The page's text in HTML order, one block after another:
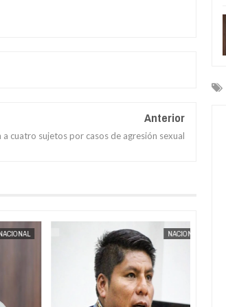
Anterior
a cuatro sujetos por casos de agresión sexual
INTERNACIONAL
MOLINA